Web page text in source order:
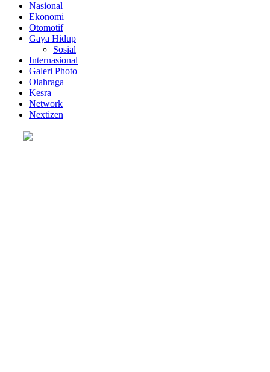
Nasional
Ekonomi
Otomotif
Gaya Hidup
Sosial
Internasional
Galeri Photo
Olahraga
Kesra
Network
Nextizen